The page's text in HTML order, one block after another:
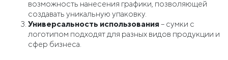
возможность нанесения графики, позволяющей
создавать уникальную упаковку.
Универсальность использования – сумки с
логотипом подходят для разных видов продукции и
сфер бизнеса.